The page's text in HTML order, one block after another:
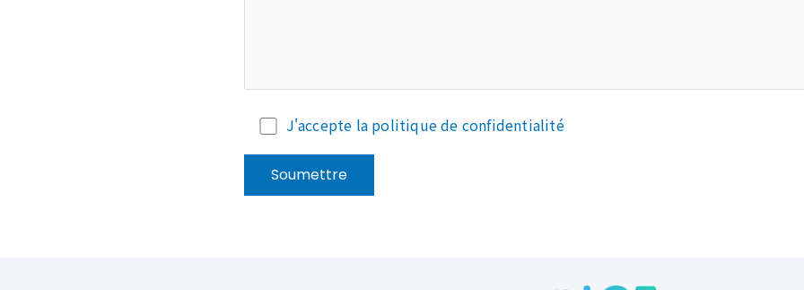
J'accepte la politique de confidentialité